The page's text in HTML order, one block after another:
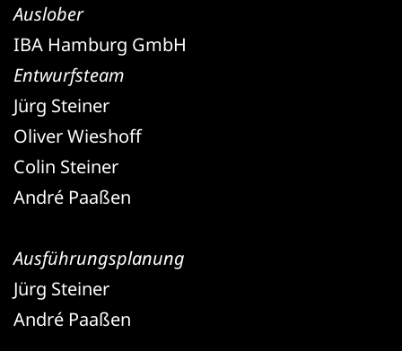
Auslober
IBA Hamburg GmbH
Entwurfsteam
Jürg Steiner
Oliver Wieshoff
Colin Steiner
André Paaßen
Ausführungsplanung
Jürg Steiner
André Paaßen